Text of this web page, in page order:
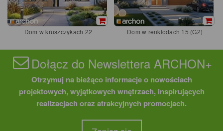
Dom w kruszczykach 22 Dom w renklodach 15 (G2)
Dołącz do Newslettera ARCHON+
Otrzymuj na bieżąco informacje o nowościach
projektowych, wyjątkowych wnętrzach, inspirujących
realizacjach oraz atrakcyjnych promocjach.